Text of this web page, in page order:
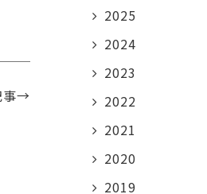
事→
2025
2024
2023
2022
2021
2020
2019